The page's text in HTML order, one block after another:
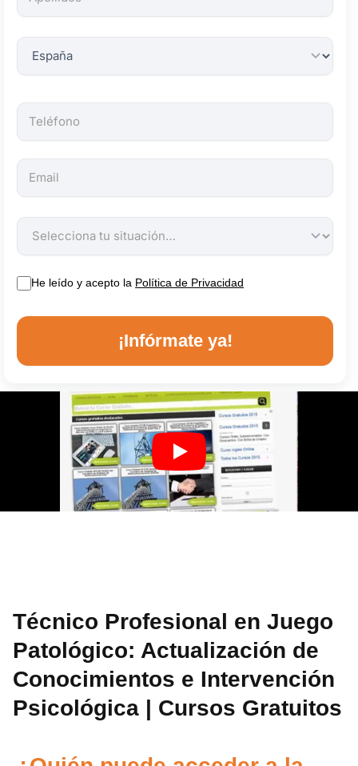
obligatorios.
He leído y acepto la Política de Privacidad
¡Infórmate ya!
Técnico Profesional en Juego
Patológico: Actualización de
Conocimientos e Intervención
Psicológica | Cursos Gratuitos